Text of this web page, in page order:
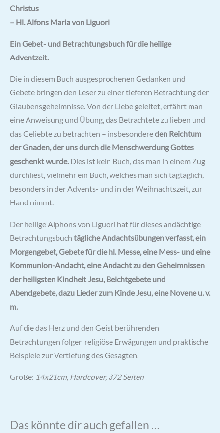
Christus
– Hl. Alfons Maria von Liguori
Ein Gebet- und Betrachtungsbuch für die heilige
Adventzeit.
Die in diesem Buch ausgesprochenen Gedanken und
Gebete bringen den Leser zu einer tieferen Betrachtung der
Glaubensgeheimnisse. Von der Liebe geleitet, erfährt man
eine Anweisung und Übung, das Betrachtete zu lieben und
das Geliebte zu betrachten – insbesondereden Reichtum
der Gnaden, der uns durch die Menschwerdung Gottes
geschenkt wurde.Dies ist kein Buch, das man in einem Zug
durchliest, vielmehr ein Buch, welches man sich tagtäglich,
besonders in der Advents- und in der Weihnachtszeit, zur
Hand nimmt.
Der heilige Alphons von Liguori hat für dieses andächtige
Betrachtungsbuch tägliche Andachtsübungen verfasst, ein
Morgengebet, Gebete für die hl. Messe, eine Mess- und eine
Kommunion-Andacht, eine Andacht zu den Geheimnissen
der heiligsten Kindheit Jesu, Beichtgebete und
Abendgebete, dazu Lieder zum Kinde Jesu, eine Novene u. v.
m.
Auf die das Herz und den Geist berührenden
Betrachtungen folgen religiöse Erwägungen und praktische
Beispiele zur Vertiefung des Gesagten.
Größe: 14x21cm, Hardcover, 372 Seiten
Das könnte dir auch gefallen …